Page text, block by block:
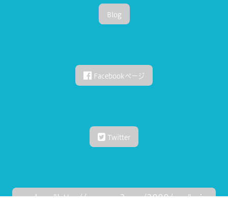
Blog
Facebookページ
Twitter
xmlns="http://www.w3.org/2000/svg" vie